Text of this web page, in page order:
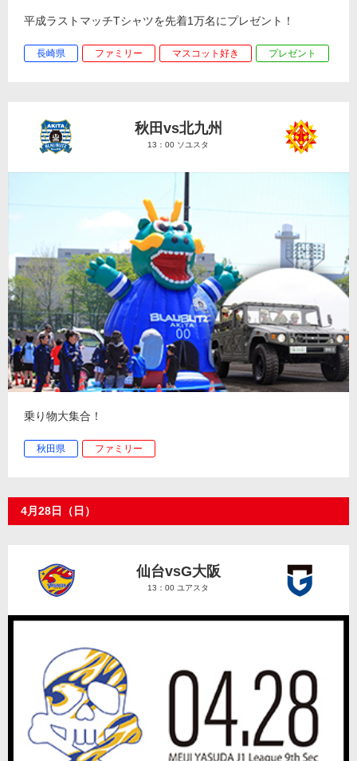
平成ラストマッチTシャツを先着1万名にプレゼント！
長崎県 ファミリー マスコット好き プレゼント
秋田vs北九州
13：00 ソユスタ
乗り物大集合！
秋田県 ファミリー
4月28日（日）
仙台vsG大阪
13：00 ユアスタ